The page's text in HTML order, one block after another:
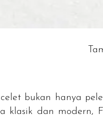
bukan hanya
klasik dan modern,